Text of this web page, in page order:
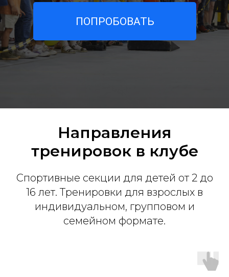
ПОПРОБОВАТЬ
Направления
тренировок в клубе
Спортивные секции для детей от 2 до
16 лет. Тренировки для взрослых в
индивидуальном, групповом и
семейном формате.